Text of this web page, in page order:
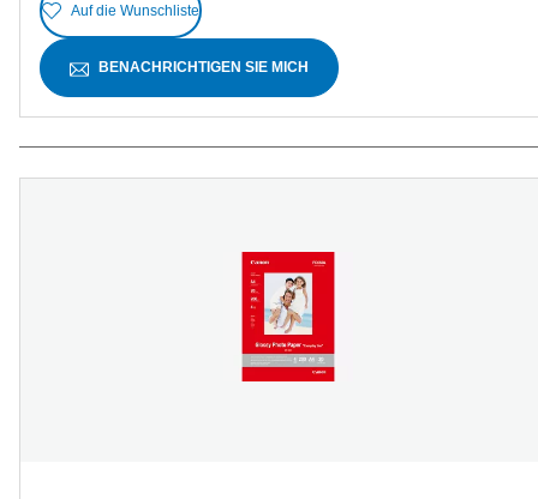
Auf die Wunschliste
BENACHRICHTIGEN SIE MICH